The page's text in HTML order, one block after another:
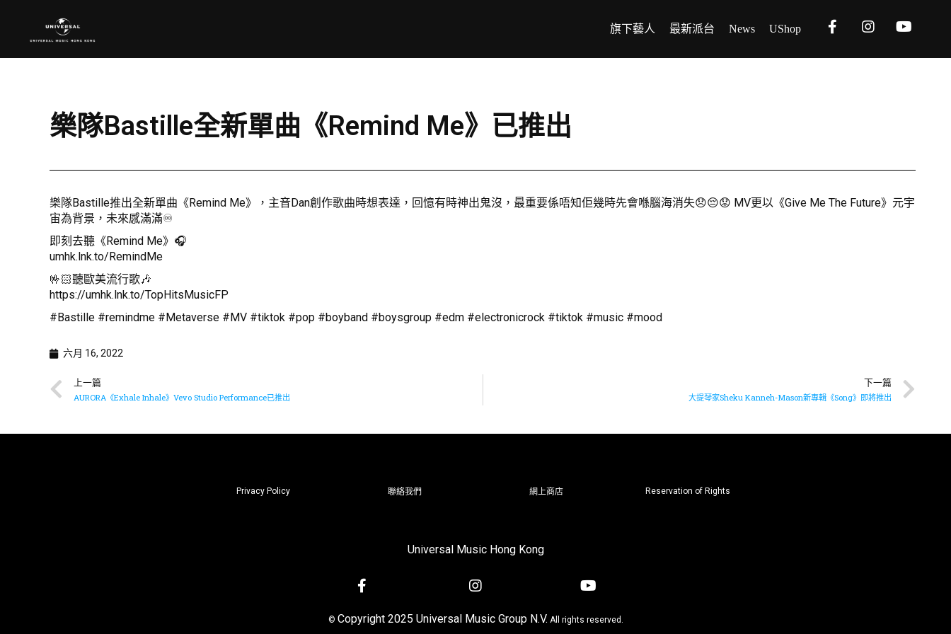
旗下藝人 最新派台 News UShop
樂隊Bastille全新單曲《Remind Me》已推出
樂隊Bastille推出全新單曲《Remind Me》，主音Dan創作歌曲時想表達，回憶有時神出鬼沒，最重要係唔知佢幾時先會喺腦海消失😞😔😟 MV更以《Give Me The Future》元宇
宙為背景，未來感滿滿♾️
即刻去聽《Remind Me》🎧
umhk.lnk.to/RemindMe
🤟🏻聽歐美流行歌🎶
https://umhk.lnk.to/TopHitsMusicFP
#Bastille #remindme #Metaverse #MV #tiktok #pop #boyband #boysgroup #edm #electronicrock #tiktok #music #mood
六月 16, 2022
上一篇
AURORA《Exhale Inhale》Vevo Studio Performance已推出
下一篇
大提琴家Sheku Kanneh-Mason新專輯《Song》即將推出
Privacy Policy 聯絡我們 網上商店 Reservation of Rights
Universal Music Hong Kong
© Copyright 2025 Universal Music Group N.V. All rights reserved.